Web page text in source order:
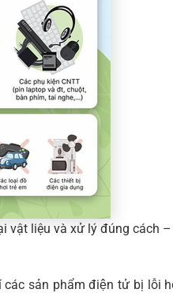
vật liệu và xử lý đúng cách –
các sản phẩm điện tử bị lỗi